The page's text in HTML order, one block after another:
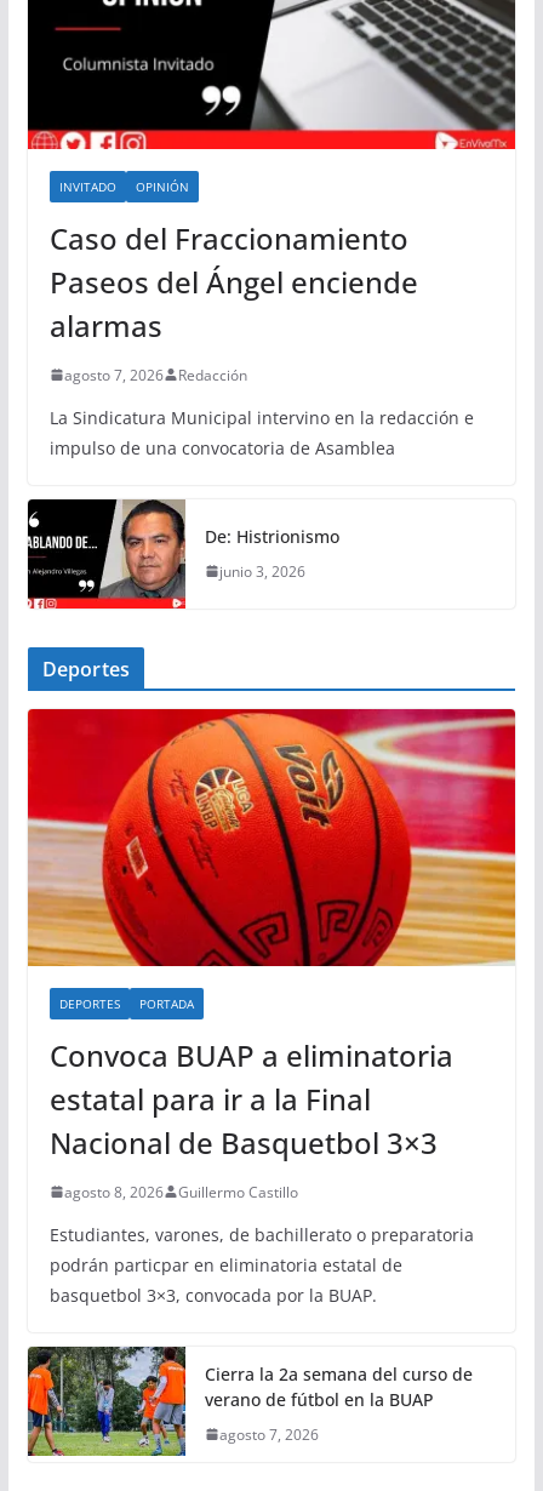
INVITADO OPINIÓN
Caso del Fraccionamiento
Paseos del Ángel enciende
alarmas
agosto 7, 2026 Redacción
La Sindicatura Municipal intervino en la redacción e
impulso de una convocatoria de Asamblea
De: Histrionismo
junio 3, 2026
Deportes
DEPORTES PORTADA
Convoca BUAP a eliminatoria
estatal para ir a la Final
Nacional de Basquetbol 3×3
agosto 8, 2026 Guillermo Castillo
Estudiantes, varones, de bachillerato o preparatoria
podrán particpar en eliminatoria estatal de
basquetbol 3×3, convocada por la BUAP.
Cierra la 2a semana del curso de
verano de fútbol en la BUAP
agosto 7, 2026